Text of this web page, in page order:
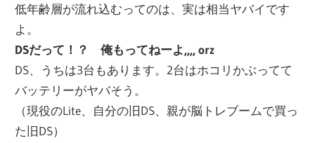
低年齢層が流れ込むってのは、実は相当ヤバイです
よ。
DSだって！？ 俺もってねーよ,,,, orz
DS、うちは3台もあります。2台はホコリかぶってて
バッテリーがヤバそう。
（現役のLite、自分の旧DS、親が脳トレブームで買っ
た旧DS）